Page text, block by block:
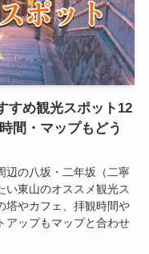
すめ観光スポット12
間・マップもどう
辺の八坂・二年坂（二寧
い東山のオススメ観光ス
塔やカフェ、拝観時間や
アップもマップと合わせ